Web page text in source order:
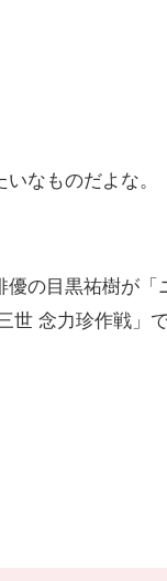
なものだよな。
優の目黒祐樹が「
世 念力珍作戦」